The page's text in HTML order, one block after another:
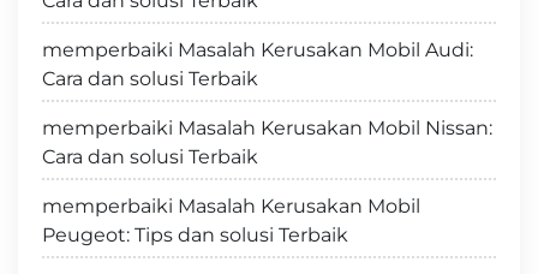
memperbaiki Masalah Kerusakan Mobil Audi:
Cara dan solusi Terbaik
memperbaiki Masalah Kerusakan Mobil Nissan:
Cara dan solusi Terbaik
memperbaiki Masalah Kerusakan Mobil
Peugeot: Tips dan solusi Terbaik